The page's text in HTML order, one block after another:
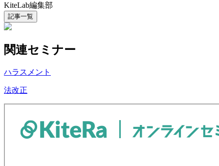
KiteLab編集部
記事一覧
関連セミナー
ハラスメント
法改正